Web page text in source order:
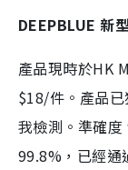
DEEPBLUE 新
產品現時於HK
$18/件。產品
我檢測。準確
99.8%，已經通